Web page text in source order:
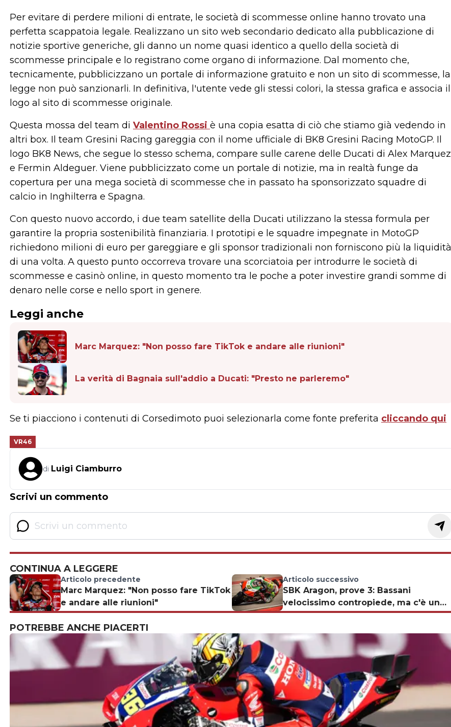
Per evitare di perdere milioni di entrate, le società di scommesse online hanno trovato una
perfetta scappatoia legale. Realizzano un sito web secondario dedicato alla pubblicazione di
notizie sportive generiche, gli danno un nome quasi identico a quello della società di
scommesse principale e lo registrano come organo di informazione. Dal momento che,
tecnicamente, pubblicizzano un portale di informazione gratuito e non un sito di scommesse, la
legge non può sanzionarli. In definitiva, l'utente vede gli stessi colori, la stessa grafica e associa il
logo al sito di scommesse originale.
Questa mossa del team di Valentino Rossi è una copia esatta di ciò che stiamo già vedendo in
altri box. Il team Gresini Racing gareggia con il nome ufficiale di BK8 Gresini Racing MotoGP. Il
logo BK8 News, che segue lo stesso schema, compare sulle carene delle Ducati di Alex Marquez
e Fermin Aldeguer. Viene pubblicizzato come un portale di notizie, ma in realtà funge da
copertura per una mega società di scommesse che in passato ha sponsorizzato squadre di
calcio in Inghilterra e Spagna.
Con questo nuovo accordo, i due team satellite della Ducati utilizzano la stessa formula per
garantire la propria sostenibilità finanziaria. I prototipi e le squadre impegnate in MotoGP
richiedono milioni di euro per gareggiare e gli sponsor tradizionali non forniscono più la liquidità
di una volta. A questo punto occorreva trovare una scorciatoia per introdurre le società di
scommesse e casinò online, in questo momento tra le poche a poter investire grandi somme di
denaro nelle corse e nello sport in genere.
Leggi anche
Marc Marquez: "Non posso fare TikTok e andare alle riunioni"
La verità di Bagnaia sull'addio a Ducati: "Presto ne parleremo"
Se ti piacciono i contenuti di Corsedimoto puoi selezionarla come fonte preferita cliccando qui
VR46
di Luigi Ciamburro
Scrivi un commento
CONTINUA A LEGGERE
Articolo precedente
Marc Marquez: "Non posso fare TikTok
e andare alle riunioni"
Articolo successivo
SBK Aragon, prove 3: Bassani
velocissimo contropiede, ma c'è un
ma
POTREBBE ANCHE PIACERTI